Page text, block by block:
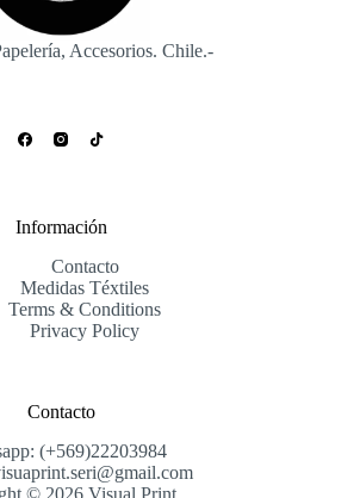
Accesorios. Chile.-
Información
Contacto
Medidas Téxtiles
Terms & Conditions
Privacy Policy
Contacto
(+569)22203984
© 2026 Visual Print